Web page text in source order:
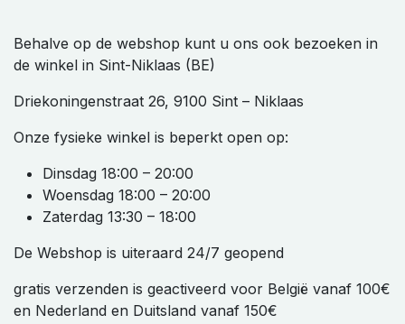
Behalve op de webshop kunt u ons ook bezoeken in
de winkel in Sint-Niklaas (BE)
Driekoningenstraat 26, 9100 Sint – Niklaas
Onze fysieke winkel is beperkt open op:
Dinsdag 18:00 – 20:00
Woensdag 18:00 – 20:00
Zaterdag 13:30 – 18:00
De Webshop is uiteraard 24/7 geopend
gratis verzenden is geactiveerd voor België vanaf 100€
en Nederland en Duitsland vanaf 150€